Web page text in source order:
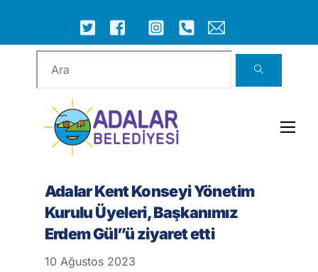
content
ICON
LABEL
ICON
LABEL
ICON
ICON
LABEL
ICON
LABEL
ICON
LABEL
Adalar Kent Konseyi Yönetim
Kurulu Üyeleri, Başkanımız
Erdem Gül”ü ziyaret etti
10 Ağustos 2023